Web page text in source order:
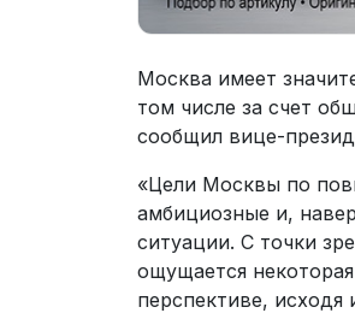
Москва имеет
том числе за счет
сообщил вице-
«Цели Москвы по
амбициозные и,
ситуации. С точки
ощущается
перспективе,